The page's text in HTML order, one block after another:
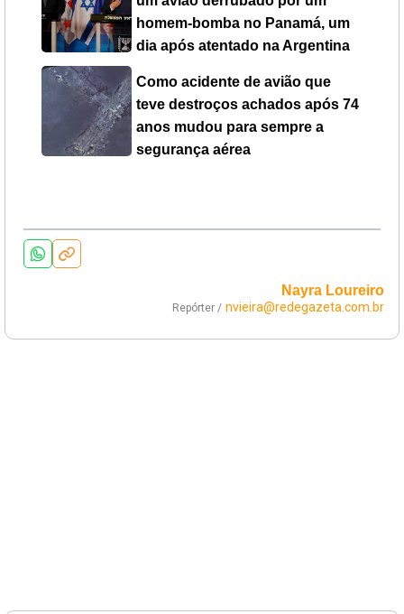
homem-bomba no Panamá, um
dia após atentado na Argentina
Como acidente de avião que
teve destroços achados após 74
anos mudou para sempre a
segurança aérea
Nayra Loureiro
Repórter / nvieira@redegazeta.com.br